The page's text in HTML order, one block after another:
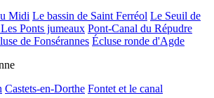
Midi Le bassin de Saint Ferréol Le Seuil de
Ponts jumeaux Pont-Canal du Répudre
de Fonsérannes Écluse ronde d'Agde
Castets-en-Dorthe Fontet et le canal